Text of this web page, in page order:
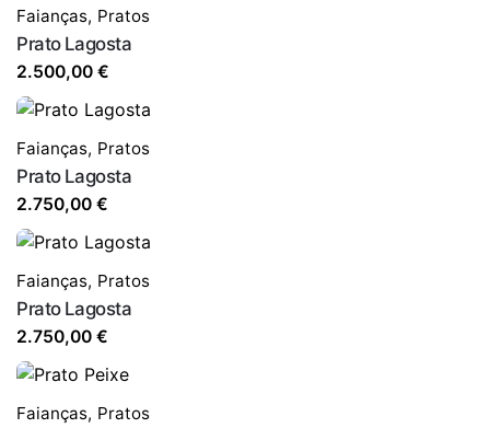
Faianças, Pratos
Prato Lagosta
2.500,00 €
Faianças, Pratos
Prato Lagosta
2.750,00 €
Faianças, Pratos
Prato Lagosta
2.750,00 €
Faianças, Pratos